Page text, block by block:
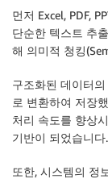
먼저 Excel, PDF,
단순한 텍스트 추
해 의미적 청킹
구조화된 데이터
로 변환하여 저장
처리 속도를 향상
기반이 되었습니다.
또한, 시스템의 정